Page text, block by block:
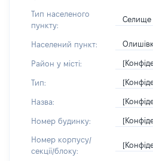
Тип населеного
пункту:
Селище
Населений пункт:
Район у місті:
Тип:
Назва:
Номер будинку:
Номер корпусу/
секції/блоку: